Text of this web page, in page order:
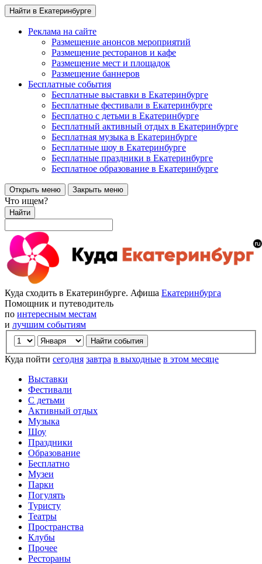
Найти в Екатеринбурге
Реклама на сайте
Размещение анонсов мероприятий
Размещение ресторанов и кафе
Размещение мест и площадок
Размещение баннеров
Бесплатные события
Бесплатные выставки в Екатеринбурге
Бесплатные фестивали в Екатеринбурге
Бесплатно с детьми в Екатеринбурге
Бесплатный активный отдых в Екатеринбурге
Бесплатная музыка в Екатеринбурге
Бесплатные шоу в Екатеринбурге
Бесплатные праздники в Екатеринбурге
Бесплатное образование в Екатеринбурге
Открыть меню Закрыть меню
Что ищем?
Найти
Куда сходить в Екатеринбурге. Афиша Екатеринбурга
Помощник и путеводитель
по интересным местам
и лучшим событиям
Куда пойти сегодня завтра в выходные в этом месяце
Выставки
Фестивали
С детьми
Активный отдых
Музыка
Шоу
Праздники
Образование
Бесплатно
Музеи
Парки
Погулять
Туристу
Театры
Пространства
Клубы
Прочее
Рестораны